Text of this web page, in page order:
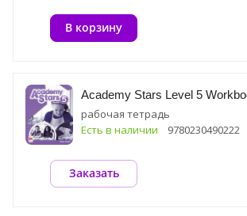
В корзину
Academy Stars Level 5
рабочая тетрадь
Есть в наличии
9780230490222
Заказать